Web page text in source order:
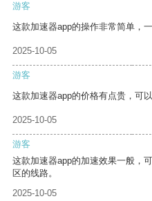
游客
这款加速器app的操作非常简单，
2025-10-05
游客
这款加速器app的价格有点贵，可
2025-10-05
游客
这款加速器app的加速效果一般，
区的线路。
2025-10-05